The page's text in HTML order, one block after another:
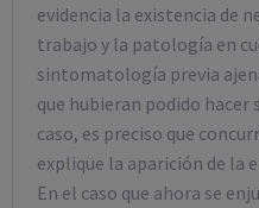
evidencia la existencia de
trabajo y la patología en
sintomatología previa
que hubieran podido
caso, es preciso que
explique la aparición de la
En el caso que ahora se